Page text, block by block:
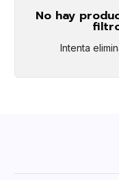
No hay
Intenta